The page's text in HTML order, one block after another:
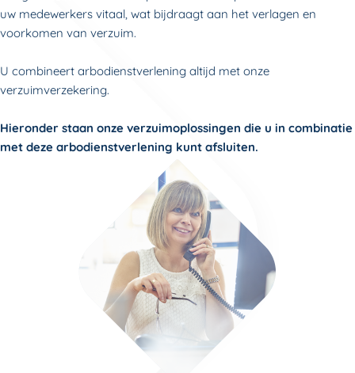
uw medewerkers vitaal, wat bijdraagt aan het verlagen en
voorkomen van verzuim.
U combineert arbodienstverlening altijd met onze
verzuimverzekering.
Hieronder staan onze verzuimoplossingen die u in combinatie
met deze arbodienstverlening kunt afsluiten.